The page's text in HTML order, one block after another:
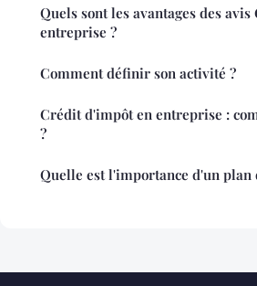
Quels sont les avantages des avis
entreprise ?
Comment définir son activité ?
Crédit d'impôt en entreprise :
?
Quelle est l'importance d'un plan